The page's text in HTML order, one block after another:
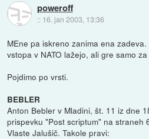
poweroff
:: 16. jan 2003, 13:36
MEne pa iskreno zanima ena
vstopa v NATO lažejo, ali gre samo
Pojdimo po vrsti.
BEBLER
Anton Bebler v Mladini, št. 11 iz dne
prispevku "Post scriptum" na straneh
Vlaste Jalušič. Takole pravi: